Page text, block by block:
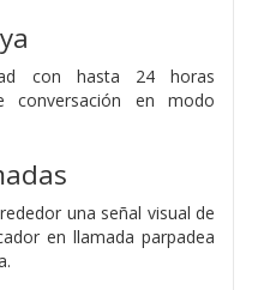
con hasta 24 horas
conversación en modo
una señal visual de
en llamada parpadea